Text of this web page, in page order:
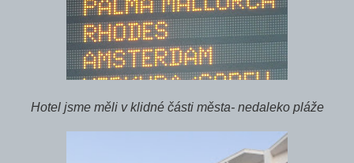
Hotel jsme měli v klidné části města- nedaleko pláže